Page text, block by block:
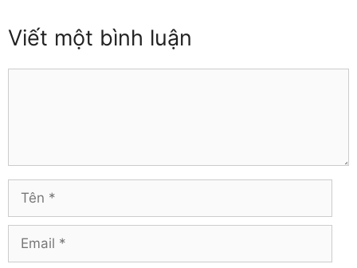
Viết một bình luận
Tên
Email